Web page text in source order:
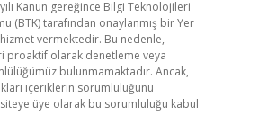
Kanun gereğince Bilgi Teknolojileri
(BTK) tarafından onaylanmış bir Yer
hizmet vermektedir. Bu nedenle,
proaktif olarak denetleme veya
bulunmamaktadır. Ancak,
içeriklerin sorumluluğunu
üye olarak bu sorumluluğu kabul